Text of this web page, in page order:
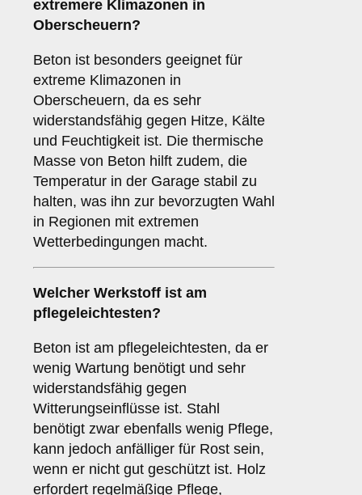
extremere Klimazonen in
Oberscheuern?
Beton ist besonders geeignet für
extreme Klimazonen in
Oberscheuern, da es sehr
widerstandsfähig gegen Hitze, Kälte
und Feuchtigkeit ist. Die thermische
Masse von Beton hilft zudem, die
Temperatur in der Garage stabil zu
halten, was ihn zur bevorzugten Wahl
in Regionen mit extremen
Wetterbedingungen macht.
Welcher Werkstoff ist am
pflegeleichtesten?
Beton ist am pflegeleichtesten, da er
wenig Wartung benötigt und sehr
widerstandsfähig gegen
Witterungseinflüsse ist. Stahl
benötigt zwar ebenfalls wenig Pflege,
kann jedoch anfälliger für Rost sein,
wenn er nicht gut geschützt ist. Holz
erfordert regelmäßige Pflege,